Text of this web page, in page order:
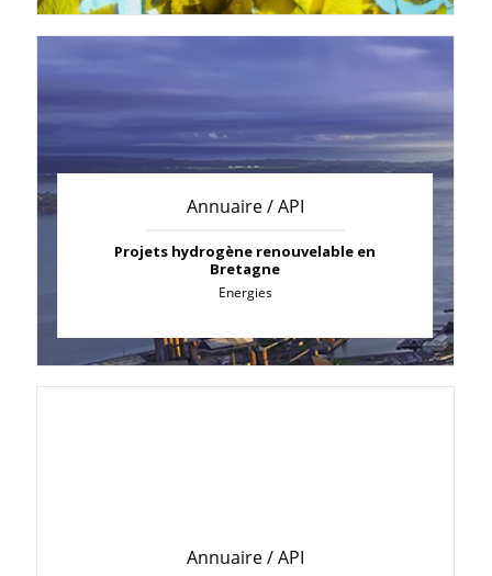
Annuaire / API
Projets hydrogène renouvelable en
Bretagne
Energies
Annuaire / API